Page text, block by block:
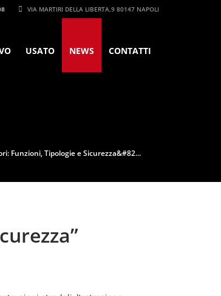
VIA MARTIRI DELLA LIBERTA,9 80147 NAPOLI
USATO NEWS CONTATTI
Funzioni, Tipologie e Sicurezza&#82...